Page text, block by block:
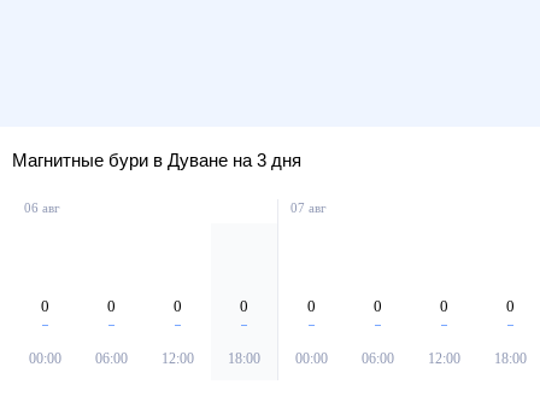
Магнитные бури в Дуване на 3 дня
06 авг
0
00:00
0
06:00
0
12:00
0
18:00
07 авг
0
00:00
0
06:00
0
12:00
0
18:00